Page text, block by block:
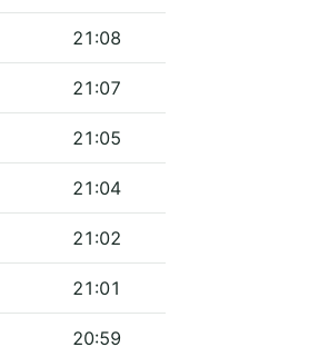
21:08
21:07
21:05
21:04
21:02
21:01
20:59